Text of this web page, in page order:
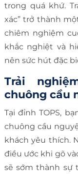
trong quá khứ.
xác” trở thành
chiêm nghiệm
khắc nghiệt và
nên sức hút đặc
Trải
chuông cầu
Tại đỉnh TOPS,
chuông cầu
khách yêu thích.
điều ước khi gõ
sẽ sớm thành sự